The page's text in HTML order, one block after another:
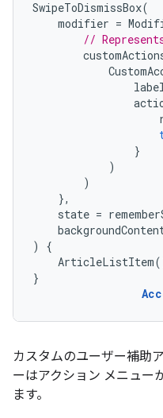
SwipeToDismissBox(
modifier =
//
}
)
)
},
state =
)
{
ArticleListItem
}
カスタムのユーザー補助
ーはアクション メニュー
ます。